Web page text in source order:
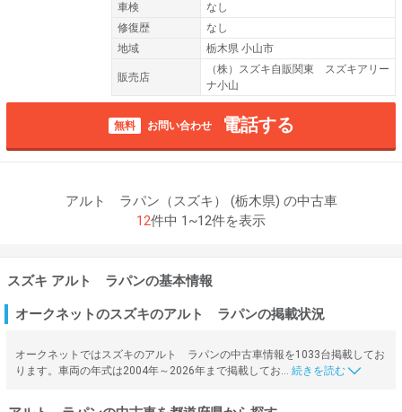
車検
なし
修復歴
なし
地域
栃木県 小山市
販売店
（株）スズキ自販関東 スズキアリー
ナ小山
無料 お問い合わせ 電話する
アルト ラパン（スズキ） (栃木県) の中古車
12件中 1~12件を表示
スズキ アルト ラパンの基本情報
オークネットのスズキのアルト ラパンの掲載状況
オークネットではスズキのアルト ラパンの中古車情報を1033台掲載してお
ります。車両の年式は2004年～2026年まで掲載してお…